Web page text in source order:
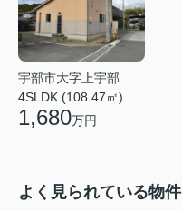
宇部市大字上宇部
4SLDK (108.47㎡)
1,680万円
よく見られている物件